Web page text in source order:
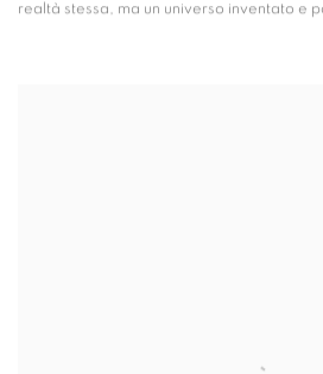
realtà stessa, ma un universo inventato e